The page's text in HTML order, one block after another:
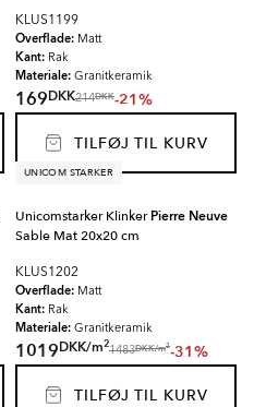
KLUS1199
Overflade: Matt
Kant: Rak
Materiale: Granitkeramik
169DKK214DKK-21%
TILFØJ TIL KURV
UNICOM STARKER
Unicomstarker KlinkerPierre Neuve
Sable Mat 20x20 cm
KLUS1202
Overflade: Matt
Kant: Rak
Materiale: Granitkeramik
1019DKK/m2
1483DKK/m2-31%
TILFØJ TIL KURV